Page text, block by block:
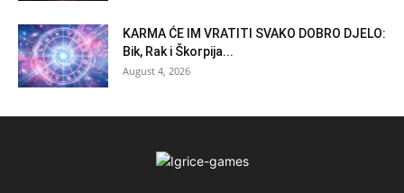
KARMA ĆE IM VRATITI SVAKO DOBRO DJELO:
Bik, Rak i Škorpija...
August 4, 2026